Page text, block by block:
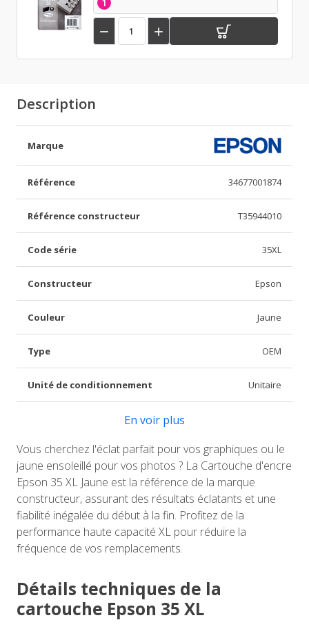
 
Description
Marque
Référence 34677001874
Référence constructeur T35944010
Code série 35XL
Constructeur Epson
Couleur Jaune
Type OEM
Unité de conditionnement Unitaire
En voir plus
Vous cherchez l'éclat parfait pour vos graphiques ou le
jaune ensoleillé pour vos photos ? La Cartouche d'encre
Epson 35 XL Jaune est la référence de la marque
constructeur, assurant des résultats éclatants et une
fiabilité inégalée du début à la fin. Profitez de la
performance haute capacité XL pour réduire la
fréquence de vos remplacements.
Détails techniques de la
cartouche Epson 35 XL